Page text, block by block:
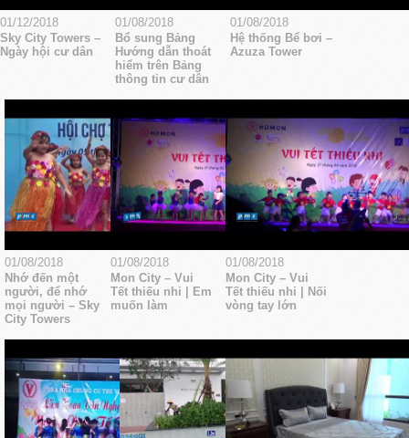
01/12/2018
Sky City Towers –
Ngày hội cư dân
01/08/2018
Bổ sung Bảng
Hướng dẫn thoát
hiểm trên Bảng
thông tin cư dân
01/08/2018
Hệ thống Bể bơi –
Azuza Tower
01/08/2018
Nhớ đến một
người, để nhớ
mọi người – Sky
City Towers
01/08/2018
Mon City – Vui
Tết thiếu nhi | Em
muốn làm
01/08/2018
Mon City – Vui
Tết thiếu nhi | Nối
vòng tay lớn